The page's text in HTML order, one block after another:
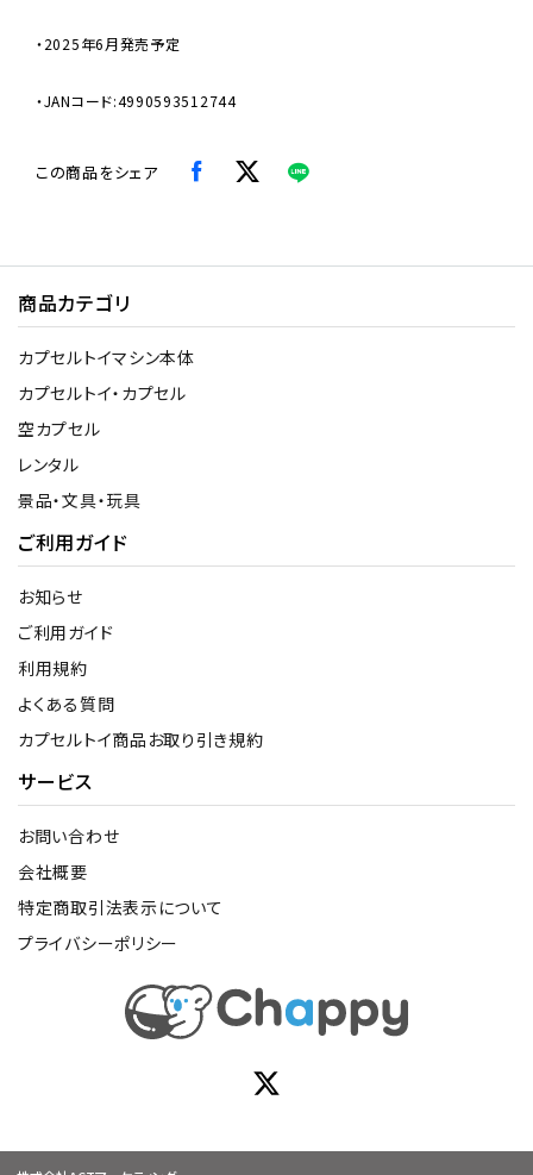
・2025年6月発売予定
・JANコード:4990593512744
この商品をシェア
商品カテゴリ
カプセルトイマシン本体
カプセルトイ・カプセル
空カプセル
レンタル
景品・文具・玩具
ご利用ガイド
お知らせ
ご利用ガイド
利用規約
よくある質問
カプセルトイ商品お取り引き規約
サービス
お問い合わせ
会社概要
特定商取引法表示について
プライバシーポリシー